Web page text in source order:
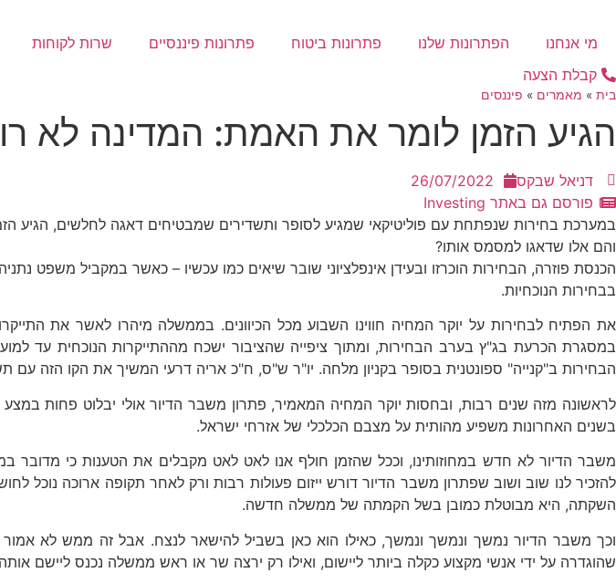
מי אנחנו הפתרונות שלנו פתרונות ביטוח פתרונות פיננסיים שרות לקוחות
קבלת הצעה
בית » מאמרים » פיננסים
הגיע הזמן לומר את האמת: המדינה לא
דניאל שבקס
26/07/2022
פורסם גם באתר Investing
במערכת בחירות שנפתחת עם פוליטיקאי שמגיע לסופר ותשדירים שמבטיחים דאגה לחלשים, הגיע
והם אלו שדאגו למסמס אותו?
הכנסת פוזרה, הבחירות הוכרזו ובעידן אינפלציוני שובר שיאים כמו עכשיו – כאשר במקביל משפט
בבחירות הנוכחיות.
את הפתיח לבחירות על יוקר המחיה חווינו השבוע מכל הכיוונים. בממשלה מיהרו לאשר את
במסגרת הכרעת בג"ץ בערב הבחירות, ומתוך ציפייה שהציבור ישכח מההתייקרות הנוכחית עד למועד
הבחירות ב"קנייה" ספונטנית בסופר בקניון מלחה. יו"ר ש"ס, ח"כ אריה דרעי המשיך את הקו הזה עם
לראשונה מזה שנים רבות, ובחסות יוקר המחיה המאמיר, פתרון משבר הדיור אולי יבלוט פחות
בשנים האחרונות משפיע מהותית על מצבם הכלכלי של אזרחי ישראל.
משבר הדיור לא חדש במחוזותינו, וככל שהזמן חולף אנו לאט לאט מקבלים את הטענות כי
להזכיר לנו שוב ושוב שפתרון משבר הדיור דורש ייזום פעולות רבות ורק לאחר תקופה ארוכה
השקתה, היא מבוטלת כמובן בשל הקמתה של ממשלה חדשה.
וכך משבר הדיור נמשך ונמשך ונמשך, כאילו הוא כאן בשביל להישאר לנצח. אבל זה ממש לא
שהוגדרה על ידי אנשי מקצוע כקלה ביותר ליישום, ואילו רק ירצה שר או ראש ממשלה נכנס